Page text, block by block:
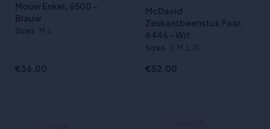
Mouw Enkel, 6500 -
Blauw
Sizes :M, L
€36,00
McDavid
Zeskantbeenstuk Paar,
6446 - Wit
Sizes :S, M, L, XL
€52,00